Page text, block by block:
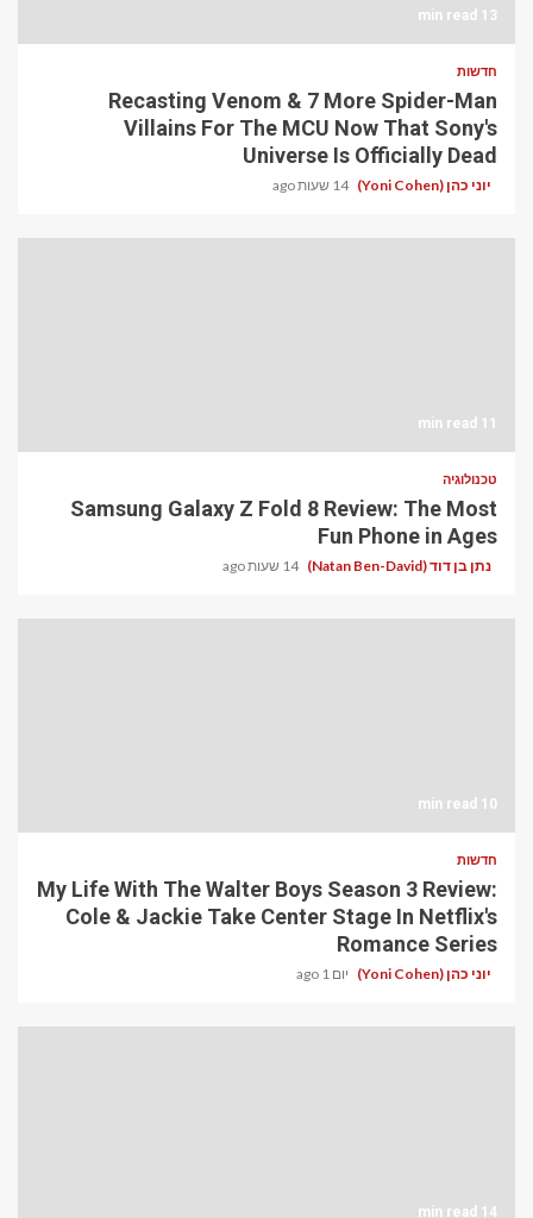
13 min read
חדשות
Recasting Venom & 7 More Spider-Man
Villains For The MCU Now That Sony's
Universe Is Officially Dead
יוני כהן (Yoni Cohen) 14 שעות ago
11 min read
טכנולוגיה
Samsung Galaxy Z Fold 8 Review: The Most
Fun Phone in Ages
נתן בן דוד (Natan Ben-David) 14 שעות ago
10 min read
חדשות
My Life With The Walter Boys Season 3 Review:
Cole & Jackie Take Center Stage In Netflix's
Romance Series
יוני כהן (Yoni Cohen) יום 1 ago
14 min read